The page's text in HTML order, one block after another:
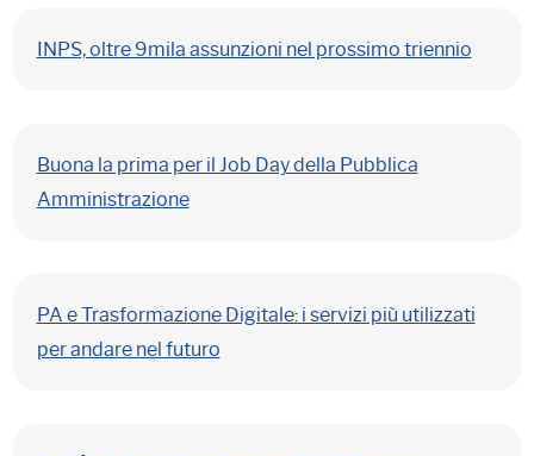
INPS, oltre 9mila assunzioni nel prossimo triennio
Buona la prima per il Job Day della Pubblica
Amministrazione
PA e Trasformazione Digitale: i servizi più utilizzati
per andare nel futuro